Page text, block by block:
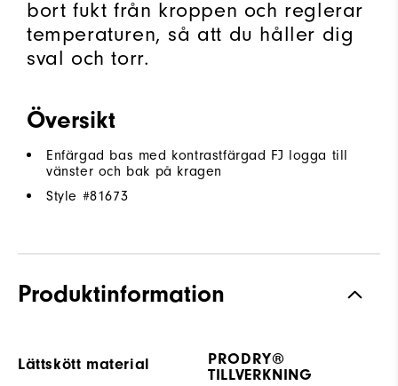
bort fukt från kroppen och reglerar
temperaturen, så att du håller dig
sval och torr.
Översikt
Enfärgad bas med kontrastfärgad FJ logga till
vänster och bak på kragen
Style #81673
Produktinformation
Lättskött material
PRODRY®
TILLVERKNING